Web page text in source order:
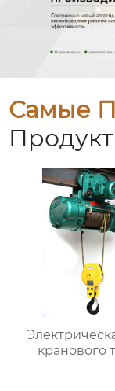
Самые
кранового